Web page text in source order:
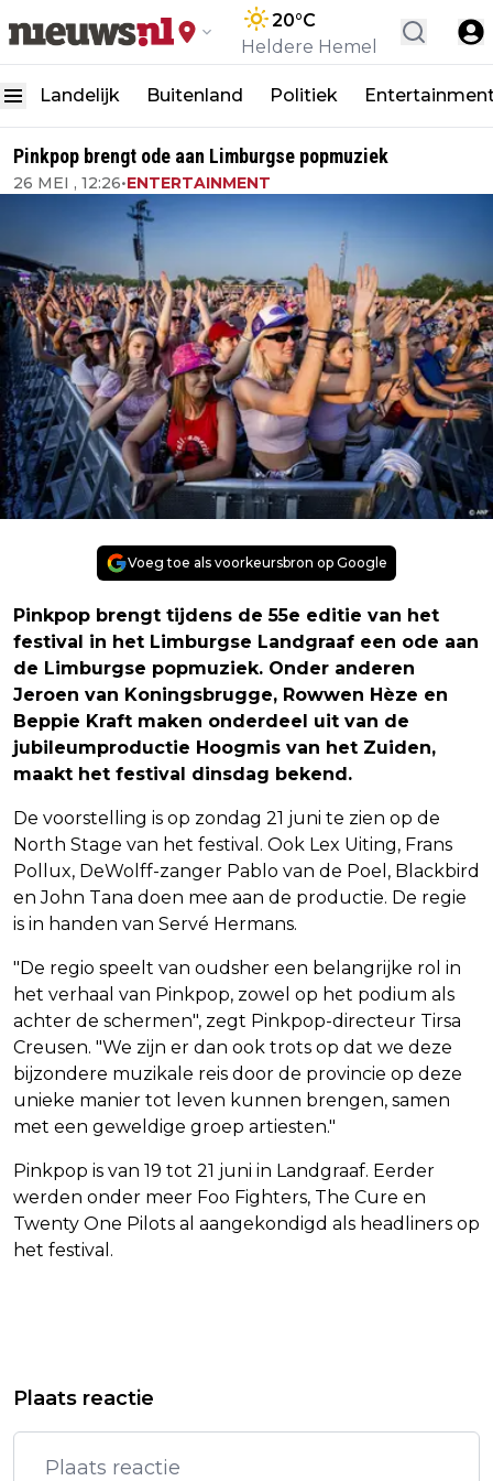
20°C
Heldere Hemel
Landelijk Buitenland Politiek
Pinkpop brengt ode aan Limburgse popmuziek
26 MEI , 12:26•ENTERTAINMENT
Voeg toe als voorkeursbron op Google
Pinkpop brengt tijdens de 55e editie van het
festival in het Limburgse Landgraaf een ode aan
de Limburgse popmuziek. Onder anderen
Jeroen van Koningsbrugge, Rowwen Hèze en
Beppie Kraft maken onderdeel uit van de
jubileumproductie Hoogmis van het Zuiden,
maakt het festival dinsdag bekend.
De voorstelling is op zondag 21 juni te zien op de
North Stage van het festival. Ook Lex Uiting, Frans
Pollux, DeWolff-zanger Pablo van de Poel, Blackbird
en John Tana doen mee aan de productie. De regie
is in handen van Servé Hermans.
"De regio speelt van oudsher een belangrijke rol in
het verhaal van Pinkpop, zowel op het podium als
achter de schermen", zegt Pinkpop-directeur Tirsa
Creusen. "We zijn er dan ook trots op dat we deze
bijzondere muzikale reis door de provincie op deze
unieke manier tot leven kunnen brengen, samen
met een geweldige groep artiesten."
Pinkpop is van 19 tot 21 juni in Landgraaf. Eerder
werden onder meer Foo Fighters, The Cure en
Twenty One Pilots al aangekondigd als headliners op
het festival.
INTENSIVERING ISRAËLISCHE
27 MEI DAG VAN DE
ZONBESCHERMING: NIET VERGETEN
TE SMEREN
Plaats reactie